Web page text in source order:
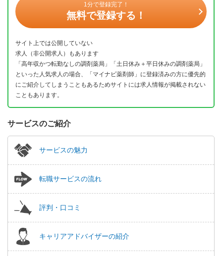
1分で登録完了！
無料で登録する！
サイト上では公開していない
求人（非公開求人）もあります
「高年収かつ転勤なしの調剤薬局」「土日休み＋平日休みの調剤薬局」
といった人気求人の場合、「マイナビ薬剤師」に登録済みの方に優先的
にご紹介してしまうこともあるためサイトには求人情報が掲載されない
こともあります。
サービスのご紹介
サービスの魅力
転職サービスの流れ
評判・口コミ
キャリアアドバイザーの紹介